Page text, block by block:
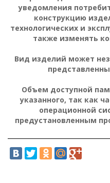
уведомления
конструкцию
технологических и
также изменять
Вид изделий может
Объем доступной
указанного, так как
операционной
предустановленным